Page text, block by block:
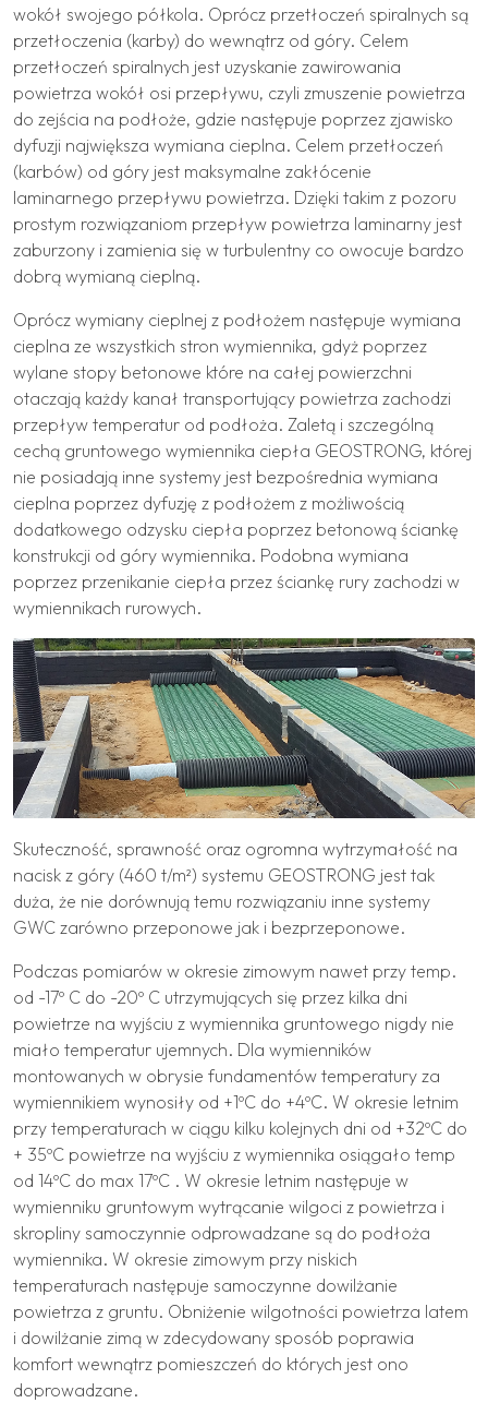
wokół swojego półkola. Oprócz przetłoczeń spiralnych są
przetłoczenia (karby) do wewnątrz od góry. Celem
przetłoczeń spiralnych jest uzyskanie zawirowania
powietrza wokół osi przepływu, czyli zmuszenie powietrza
do zejścia na podłoże, gdzie następuje poprzez zjawisko
dyfuzji największa wymiana cieplna. Celem przetłoczeń
(karbów) od góry jest maksymalne zakłócenie
laminarnego przepływu powietrza. Dzięki takim z pozoru
prostym rozwiązaniom przepływ powietrza laminarny jest
zaburzony i zamienia się w turbulentny co owocuje bardzo
dobrą wymianą cieplną.
Oprócz wymiany cieplnej z podłożem następuje wymiana
cieplna ze wszystkich stron wymiennika, gdyż poprzez
wylane stopy betonowe które na całej powierzchni
otaczają każdy kanał transportujący powietrza zachodzi
przepływ temperatur od podłoża. Zaletą i szczególną
cechą gruntowego wymiennika ciepła GEOSTRONG, której
nie posiadają inne systemy jest bezpośrednia wymiana
cieplna poprzez dyfuzję z podłożem z możliwością
dodatkowego odzysku ciepła poprzez betonową ściankę
konstrukcji od góry wymiennika. Podobna wymiana
poprzez przenikanie ciepła przez ściankę rury zachodzi w
wymiennikach rurowych.
Skuteczność, sprawność oraz ogromna wytrzymałość na
nacisk z góry (460 t/m²) systemu GEOSTRONG jest tak
duża, że nie dorównują temu rozwiązaniu inne systemy
GWC zarówno przeponowe jak i bezprzeponowe.
Podczas pomiarów w okresie zimowym nawet przy temp.
od -17º C do -20º C utrzymujących się przez kilka dni
powietrze na wyjściu z wymiennika gruntowego nigdy nie
miało temperatur ujemnych. Dla wymienników
montowanych w obrysie fundamentów temperatury za
wymiennikiem wynosiły od +1ºC do +4ºC. W okresie letnim
przy temperaturach w ciągu kilku kolejnych dni od +32ºC do
+ 35ºC powietrze na wyjściu z wymiennika osiągało temp
od 14ºC do max 17ºC . W okresie letnim następuje w
wymienniku gruntowym wytrącanie wilgoci z powietrza i
skropliny samoczynnie odprowadzane są do podłoża
wymiennika. W okresie zimowym przy niskich
temperaturach następuje samoczynne dowilżanie
powietrza z gruntu. Obniżenie wilgotności powietrza latem
i dowilżanie zimą w zdecydowany sposób poprawia
komfort wewnątrz pomieszczeń do których jest ono
doprowadzane.